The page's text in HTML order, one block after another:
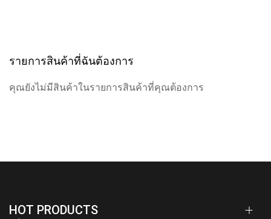
รายการสินค้าที่ฉันต้องการ
คุณยังไม่มีสินค้าในรายการสินค้าที่คุณต้องการ
HOT PRODUCTS